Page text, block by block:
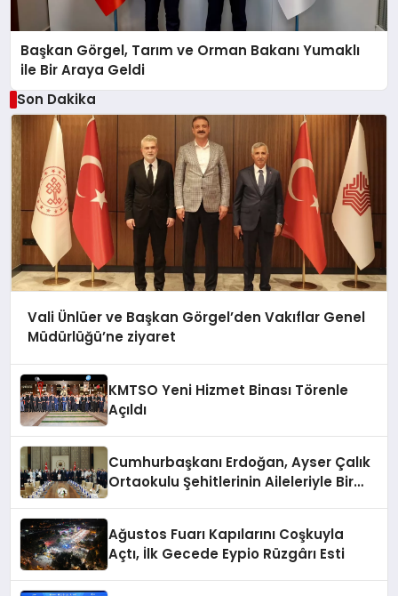
Başkan Görgel, Tarım ve Orman Bakanı Yumaklı
ile Bir Araya Geldi
Son Dakika
Vali Ünlüer ve Başkan Görgel’den Vakıflar Genel
Müdürlüğü’ne ziyaret
KMTSO Yeni Hizmet Binası Törenle
Açıldı
Cumhurbaşkanı Erdoğan, Ayser Çalık
Ortaokulu Şehitlerinin Aileleriyle Bir
Ağustos Fuarı Kapılarını Coşkuyla
Açtı, İlk Gecede Eypio Rüzgârı Esti